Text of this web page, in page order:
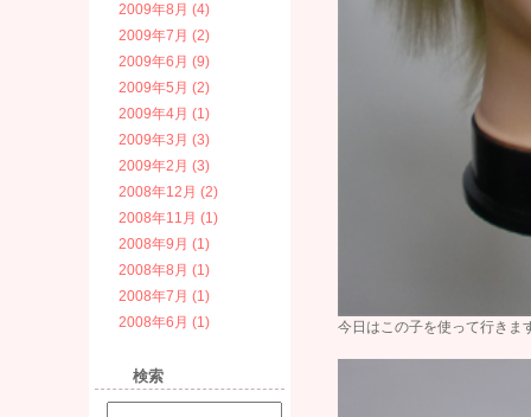
今日はこの子を使って行きま
2009年8月 (4)
2009年7月 (2)
2009年6月 (9)
2009年5月 (2)
2009年4月 (1)
2009年3月 (3)
2009年2月 (3)
2008年12月 (2)
2008年11月 (1)
2008年9月 (1)
2008年8月 (1)
2008年7月 (1)
2008年6月 (1)
検索